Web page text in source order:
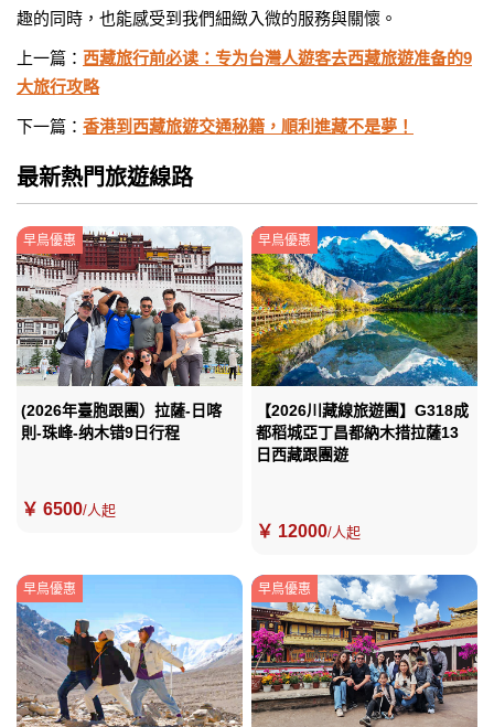
趣的同時，也能感受到我們細緻入微的服務與關懷。
上一篇： 西藏旅行前必读：专为台灣人遊客去西藏旅遊准备的9
大旅行攻略
下一篇： 香港到西藏旅遊交通秘籍，順利進藏不是夢！
最新熱門旅遊線路
早鳥優惠
(2026年臺胞跟團）拉薩-日喀
則-珠峰-纳木错9日行程
￥ 6500/人起
早鳥優惠
【2026川藏線旅遊團】G318成
都稻城亞丁昌都納木措拉薩13
日西藏跟團遊
￥ 12000/人起
早鳥優惠 早鳥優惠